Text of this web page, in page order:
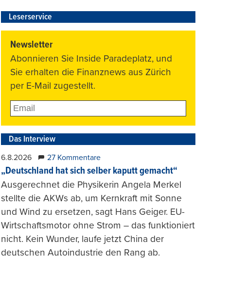
Leserservice
Newsletter
Abonnieren Sie Inside Paradeplatz, und
Sie erhalten die Finanznews aus Zürich
per E-Mail zugestellt.
Das Interview
6.8.2026 27 Kommentare
„Deutschland hat sich selber kaputt gemacht“
Ausgerechnet die Physikerin Angela Merkel
stellte die AKWs ab, um Kernkraft mit Sonne
und Wind zu ersetzen, sagt Hans Geiger. EU-
Wirtschaftsmotor ohne Strom – das funktioniert
nicht. Kein Wunder, laufe jetzt China der
deutschen Autoindustrie den Rang ab.